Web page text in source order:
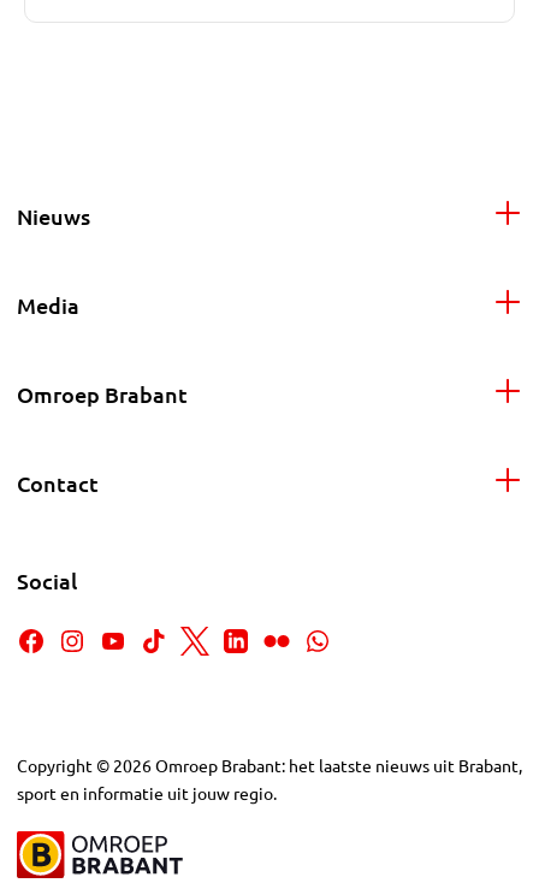
Nieuws
Media
Omroep Brabant
Contact
Social
Copyright © 2026Omroep Brabant: het laatste nieuws uit Brabant,
sport en informatie uit jouw regio.